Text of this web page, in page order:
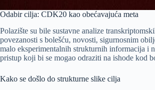
Odabir cilja: CDK20 kao obećavajuća meta
Polazište su bile sustavne analize
povezanosti s bolešću, novosti, sigurnosnim
malo eksperimentalnih strukturnih informacija i
pristup koji bi se mogao odraziti na ishode kod
Kako se došlo do strukturne slike cilja